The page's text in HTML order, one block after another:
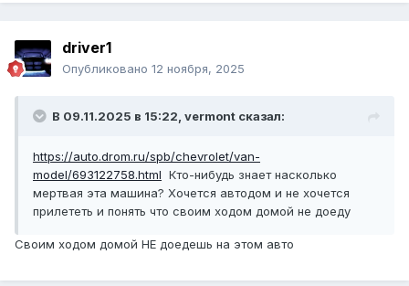
driver1
Опубликовано 12 ноября, 2025
В 09.11.2025 в 15:22, vermont сказал:
https://auto.drom.ru/spb/chevrolet/van-
model/693122758.html Кто-нибудь знает насколько
мертвая эта машина? Хочется автодом и не хочется
прилететь и понять что своим ходом домой не доеду
Своим ходом домой НЕ доедешь на этом авто